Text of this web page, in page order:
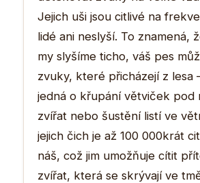
Jejich uši jsou citlivé na
lidé ani neslyší. To znamená,
my slyšíme ticho, váš pes
zvuky, které přicházejí z lesa
jedná o křupání větviček pod
zvířat nebo šustění listí ve
jejich čich je až 100 000krát
náš, což jim umožňuje cítit
zvířat, která se skrývají ve